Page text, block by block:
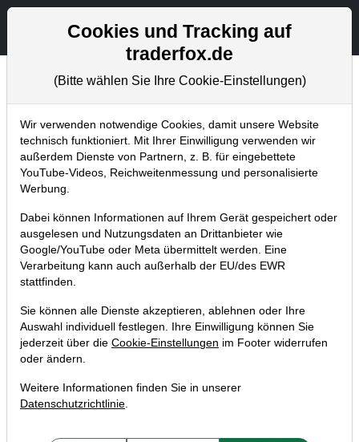
Aktien- und Artikelsuche
Tradingerfolge
Home Blog Tradingerfolge
Nvidia verhält sich eines Bullen
würdig. Deep Learning als
Wachstumschance - neue Produkte
präsentiert!
16.09.2016 um 19:12 Uhr
Cookies und Tracking auf
traderfox.de
(Bitte wählen Sie Ihre Cookie-Einstellungen)
Wir verwenden notwendige Cookies, damit unsere Website
technisch funktioniert. Mit Ihrer Einwilligung verwenden wir
außerdem Dienste von Partnern, z. B. für eingebettete
YouTube-Videos, Reichweitenmessung und personalisierte
Werbung.
Dabei können Informationen auf Ihrem Gerät gespeichert oder
ausgelesen und Nutzungsdaten an Drittanbieter wie
Google/YouTube oder Meta übermittelt werden. Eine
Verarbeitung kann auch außerhalb der EU/des EWR
stattfinden.
Sie können alle Dienste akzeptieren, ablehnen oder Ihre
Auswahl individuell festlegen. Ihre Einwilligung können Sie
jederzeit über die Cookie-Einstellungen im Footer widerrufen
oder ändern.
Weitere Informationen finden Sie in unserer
Datenschutzrichtlinie.